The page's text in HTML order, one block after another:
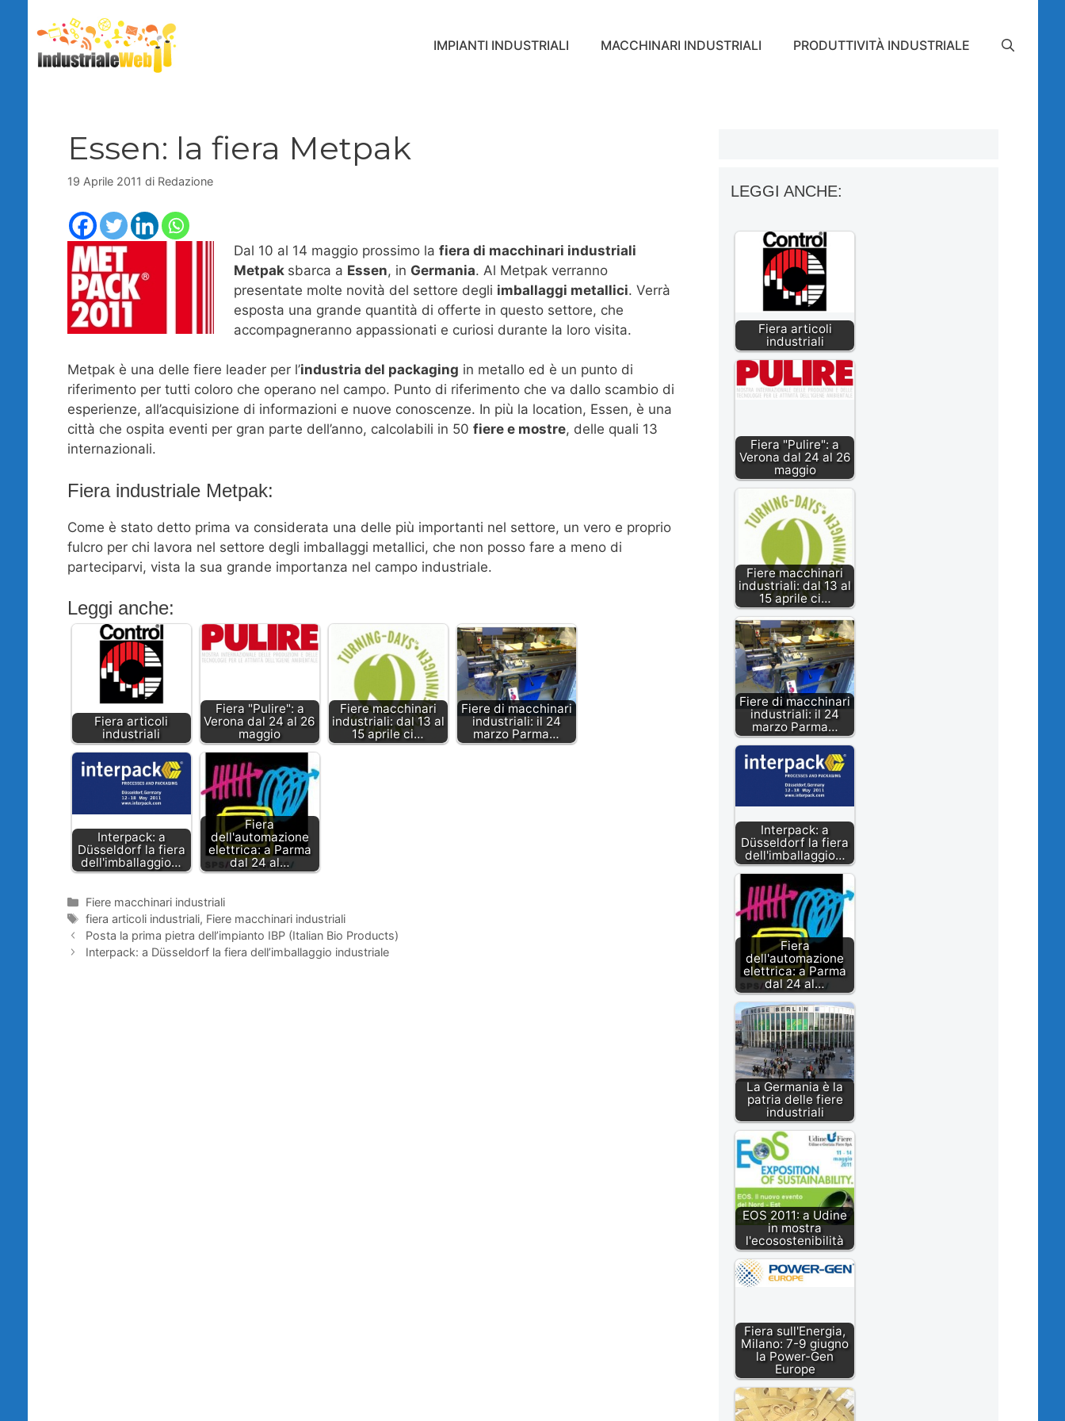
contenuto
IMPIANTI INDUSTRIALI MACCHINARI INDUSTRIALI PRODUTTIVITÀ INDUSTRIALE
Essen: la fiera Metpak
19 Aprile 2011 di Redazione
Dal 10 al 14 maggio prossimo la fiera di macchinari industriali
Metpak sbarca a Essen, in Germania. Al Metpak verranno
presentate molte novità del settore degli imballaggi metallici. Verrà
esposta una grande quantità di offerte in questo settore, che
accompagneranno appassionati e curiosi durante la loro visita.
Metpak è una delle fiere leader per l’industria del packaging in metallo ed è un punto di
riferimento per tutti coloro che operano nel campo. Punto di riferimento che va dallo scambio di
esperienze, all’acquisizione di informazioni e nuove conoscenze. In più la location, Essen, è una
città che ospita eventi per gran parte dell’anno, calcolabili in 50 fiere e mostre, delle quali 13
internazionali.
Fiera industriale Metpak:
Come è stato detto prima va considerata una delle più importanti nel settore, un vero e proprio
fulcro per chi lavora nel settore degli imballaggi metallici, che non posso fare a meno di
parteciparvi, vista la sua grande importanza nel campo industriale.
Leggi anche:
Fiera articoli
industriali
Fiera "Pulire": a
Verona dal 24 al 26
maggio
Fiere macchinari
industriali: dal 13 al
15 aprile ci…
Fiere di macchinari
industriali: il 24
marzo Parma…
Interpack: a
Düsseldorf la fiera
dell'imballaggio…
Fiera
dell'automazione
elettrica: a Parma
dal 24 al…
Categorie
Fiere macchinari industriali
Tag
fiera articoli industriali, Fiere macchinari industriali
Posta la prima pietra dell’impianto IBP (Italian Bio Products)
Interpack: a Düsseldorf la fiera dell’imballaggio industriale
LEGGI ANCHE:
Fiera articoli
industriali
Fiera "Pulire": a
Verona dal 24 al 26
maggio
Fiere macchinari
industriali: dal 13 al
15 aprile ci…
Fiere di macchinari
industriali: il 24
marzo Parma…
Interpack: a
Düsseldorf la fiera
dell'imballaggio…
Fiera
dell'automazione
elettrica: a Parma
dal 24 al…
La Germania è la
patria delle fiere
industriali
EOS 2011: a Udine
in mostra
l'ecosostenibilità
Fiera sull'Energia,
Milano: 7-9 giugno
la Power-Gen
Europe